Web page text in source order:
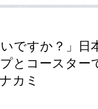
ですか？」日
とコースター
カミ